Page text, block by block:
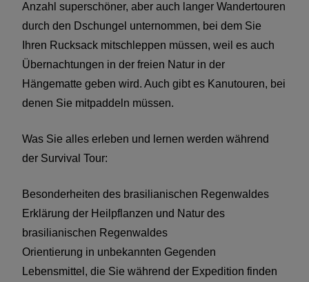
Anzahl superschöner, aber auch langer Wandertouren
durch den Dschungel unternommen, bei dem Sie
Ihren Rucksack mitschleppen müssen, weil es auch
Übernachtungen in der freien Natur in der
Hängematte geben wird. Auch gibt es Kanutouren, bei
denen Sie mitpaddeln müssen.
Was Sie alles erleben und lernen werden während
der Survival Tour:
Besonderheiten des brasilianischen Regenwaldes
Erklärung der Heilpflanzen und Natur des
brasilianischen Regenwaldes
Orientierung in unbekannten Gegenden
Lebensmittel, die Sie während der Expedition finden